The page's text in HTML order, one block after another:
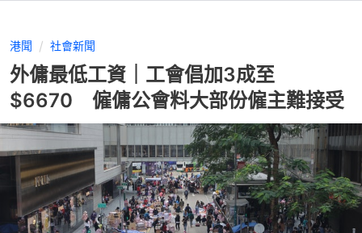
港聞 社會新聞
外傭最低工資｜工會倡加3成至
$6670 僱傭公會料大部份僱主難接受